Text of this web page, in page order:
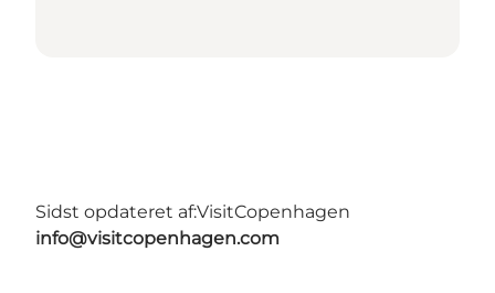
Sidst opdateret af:VisitCopenhagen
info@visitcopenhagen.com